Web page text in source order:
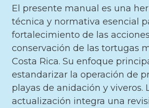
El presente manual es una
técnica y normativa esencial
fortalecimiento de las
conservación de las tortugas
Costa Rica. Su enfoque
estandarizar la operación de
playas de anidación y viveros.
actualización integra una